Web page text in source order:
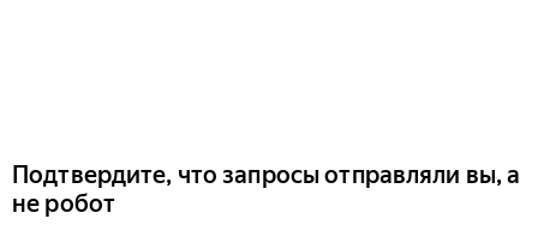
Подтвердите, что запросы отправляли вы, а
не робот